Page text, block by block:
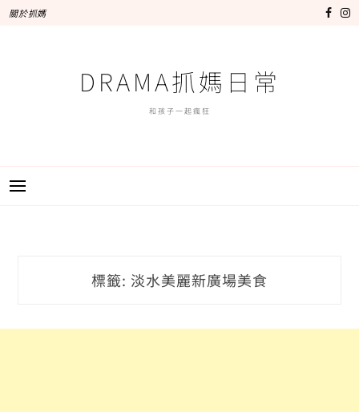
關於抓媽
DRAMA抓媽日常
和孩子一起瘋狂
標籤: 淡水美麗新廣場美食